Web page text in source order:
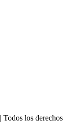
|Todos los derechos